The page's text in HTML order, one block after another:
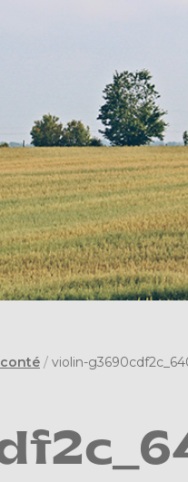
/ violin-